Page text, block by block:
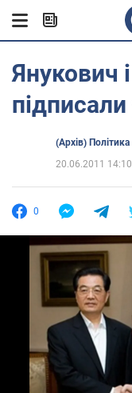
Янукович
(Архів) Політика
20.06.2011 14:10
0